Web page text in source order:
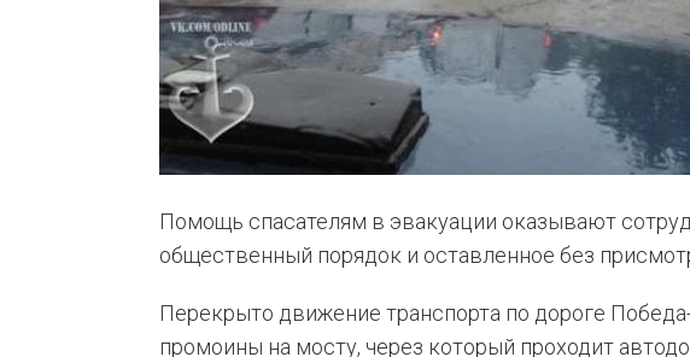
Помощь спасателям в эвакуации оказывают
общественный порядок и оставленное без
Перекрыто движение транспорта по дороге
промоины на мосту, через который проходит